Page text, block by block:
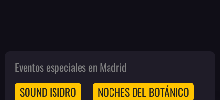
Eventos especiales en Madrid
SOUND ISIDRO
NOCHES DEL BOTÁNICO